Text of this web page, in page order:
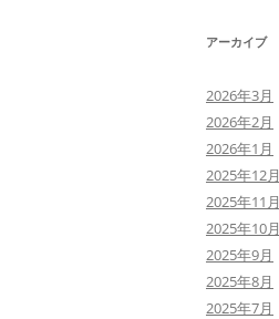
アーカイブ
2026年3月
2026年2月
2026年1月
2025年12月
2025年11月
2025年10月
2025年9月
2025年8月
2025年7月